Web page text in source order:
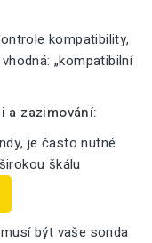
kompatibility,
„kompatibilní
a zazimování:
je často nutné
škálu
být vaše sonda